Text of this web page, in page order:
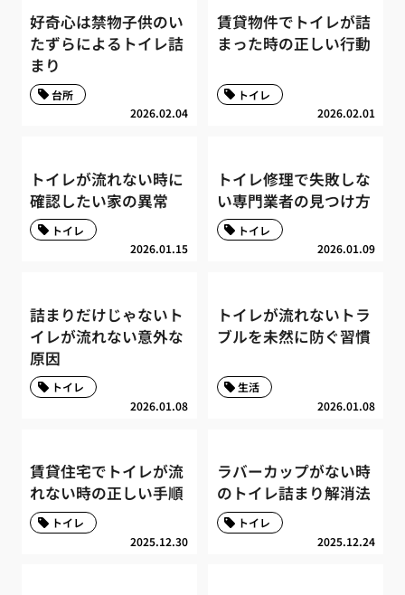
好奇心は禁物子供のい
たずらによるトイレ詰
まり
2026.02.04
台所
賃貸物件でトイレが詰
まった時の正しい行動
2026.02.01
トイレ
トイレが流れない時に
確認したい家の異常
2026.01.15
トイレ
トイレ修理で失敗しな
い専門業者の見つけ方
2026.01.09
トイレ
詰まりだけじゃないト
イレが流れない意外な
原因
2026.01.08
トイレ
トイレが流れないトラ
ブルを未然に防ぐ習慣
2026.01.08
生活
賃貸住宅でトイレが流
れない時の正しい手順
2025.12.30
トイレ
ラバーカップがない時
のトイレ詰まり解消法
2025.12.24
トイレ